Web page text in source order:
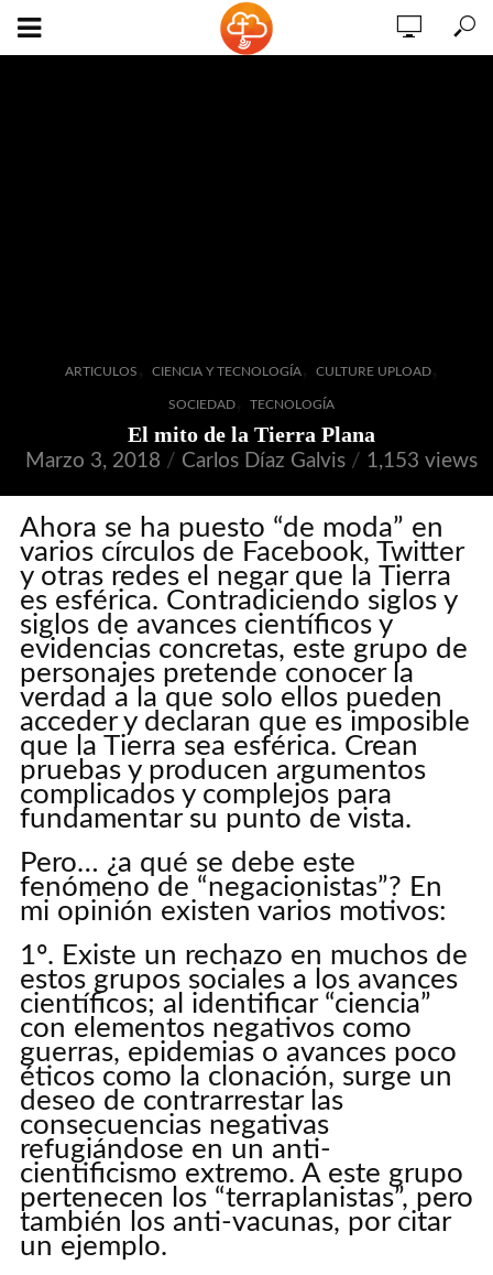
ARTICULOS CIENCIA Y TECNOLOGÍA, CULTURE UPLOAD,
SOCIEDAD, TECNOLOGÍA
El mito de la Tierra Plana
Marzo 3, 2018 Carlos Díaz Galvis 1,153 views
ADD COMMENT
Ahora se ha puesto “de moda” en
varios círculos de Facebook, Twitter
y otras redes el negar que la Tierra
es esférica. Contradiciendo siglos y
siglos de avances científicos y
evidencias concretas, este grupo de
personajes pretende conocer la
verdad a la que solo ellos pueden
acceder y declaran que es imposible
que la Tierra sea esférica. Crean
pruebas y producen argumentos
complicados y complejos para
fundamentar su punto de vista.
Pero… ¿a qué se debe este
fenómeno de “negacionistas”? En
mi opinión existen varios motivos:
1º. Existe un rechazo en muchos de
estos grupos sociales a los avances
científicos; al identificar “ciencia”
con elementos negativos como
guerras, epidemias o avances poco
éticos como la clonación, surge un
deseo de contrarrestar las
consecuencias negativas
refugiándose en un anti-
cientificismo extremo. A este grupo
pertenecen los “terraplanistas”, pero
también los anti-vacunas, por citar
un ejemplo.